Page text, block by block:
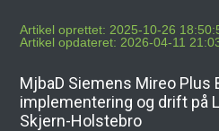
Artikel oprettet: 2025-10-26
Artikel opdateret: 2026-04-11
MjbaD Siemens Mireo Plus
implementering og drift på
Skjern-Holstebro